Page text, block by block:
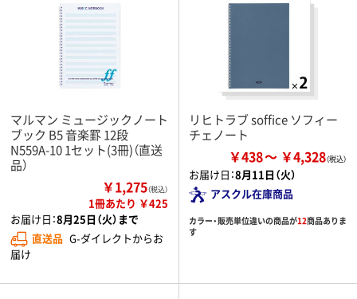
マルマン ミュージックノート
ブック B5 音楽罫 12段
N559A-10 1セット(3冊)（直送
品）
￥1,275（税込）
1冊あたり ￥425
お届け日：8月25日（火）まで
直送品 G-ダイレクトからお
届け
リヒトラブ soffice ソフィー
チェノート
￥438 ￥4,328
お届け日：8月11日（火）
アスクル在庫商品
カラー・販売単位違いの商品が12商品ありま
す